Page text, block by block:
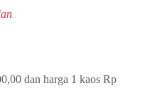
dan harga 1 kaos Rp